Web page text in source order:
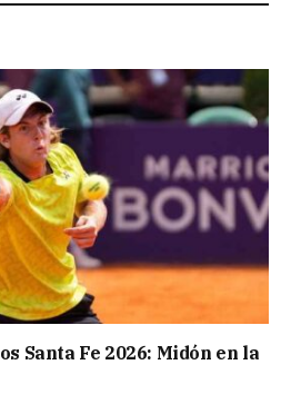
Santa Fe 2026: Midón en la